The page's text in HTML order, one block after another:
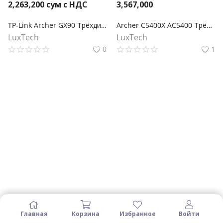
2,263,200 сум с НДС
TP-Link Archer GX90 Трёхдиапазонный игровой Wi‑Fi роутер AX6600
LuxTech
0
3,567,000
Archer C5400X AC5400 Трёхдиапазонный игровой MU‑MIMO роутер
LuxTech
1
Главная Корзина Избранное Войти